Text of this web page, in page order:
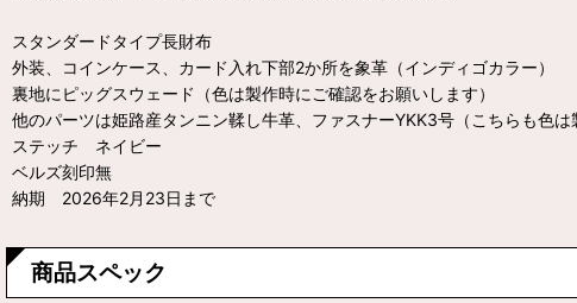
スタンダードタイプ長財布
外装、コインケース、カード入れ下部2か所を象革（インディゴカラー）
裏地にピッグスウェード（色は製作時にご確認をお願いします）
他のパーツは姫路産タンニン鞣し牛革、ファスナーYKK3号（こちらも色は
ステッチ ネイビー
ベルズ刻印無
納期 2026年2月23日まで
商品スペック